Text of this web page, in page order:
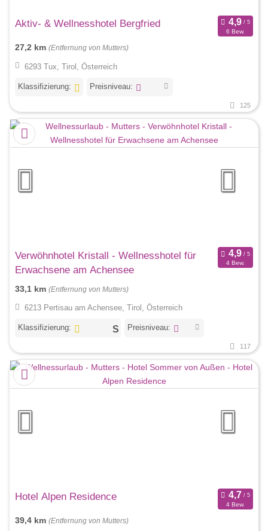
Aktiv- & Wellnesshotel Bergfried
6 Bew.
27,2 km (Entfernung von Mutters)
6293 Tux, Tirol, Österreich
Klassifizierung: Preisniveau:
125
Verwöhnhotel Kristall - Wellnesshotel für
Erwachsene am Achensee
4 Bew.
33,1 km (Entfernung von Mutters)
6213 Pertisau am Achensee, Tirol, Österreich
Klassifizierung: Preisniveau:
117
Hotel Alpen Residence
4 Bew.
39,4 km (Entfernung von Mutters)